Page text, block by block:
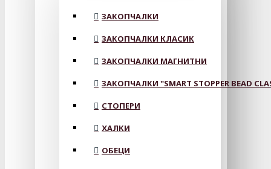
ЗАКОПЧАЛКИ
ЗАКОПЧАЛКИ КЛАСИК
ЗАКОПЧАЛКИ МАГНИТНИ
ЗАКОПЧАЛКИ "SMART STOPPER BEAD
СТОПЕРИ
ХАЛКИ
ОБЕЦИ